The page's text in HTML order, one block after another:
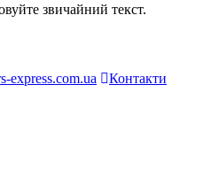
звичайний текст.
express.com.ua
Контакти